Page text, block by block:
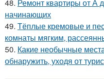
48. Ремонт квартиры от А
начинающих
49. Тёплые кремовые и
комнаты мягким,
50. Какие необычные
обнаружить, уходя от